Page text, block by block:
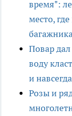
время":
место,
Повар
воду
и навсегда
Розы и